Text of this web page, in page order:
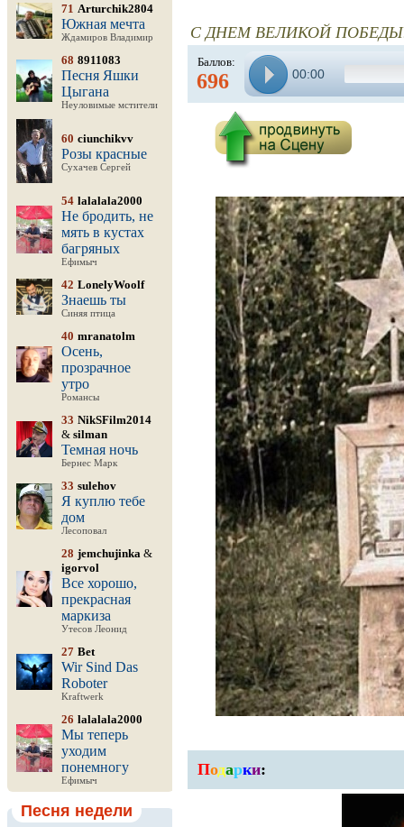
71 Arturchik2804
Южная мечта
Ждамиров Владимир
68 8911083
Песня Яшки
Цыгана
Неуловимые мстители
60 ciunchikvv
Розы красные
Сухачев Сергей
54 lalalala2000
Не бродить, не
мять в кустах
багряных
Ефимыч
42 LonelyWoolf
Знаешь ты
Синяя птица
40 mranatolm
Осень,
прозрачное
утро
Романсы
33 NikSFilm2014
& silman
Темная ночь
Бернес Марк
33 sulehov
Я куплю тебе
дом
Лесоповал
28 jemchujinka &
igorvol
Все хорошо,
прекрасная
маркиза
Утесов Леонид
27 Bet
Wir Sind Das
Roboter
Kraftwerk
26 lalalala2000
Мы теперь
уходим
понемногу
Ефимыч
Песня недели
С ДНЕМ ВЕЛИКОЙ
Баллов:
696 00:00
Подарки: